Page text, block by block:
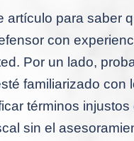
artículo para saber
con
Por un lado,
familiarizado con
términos
sin el